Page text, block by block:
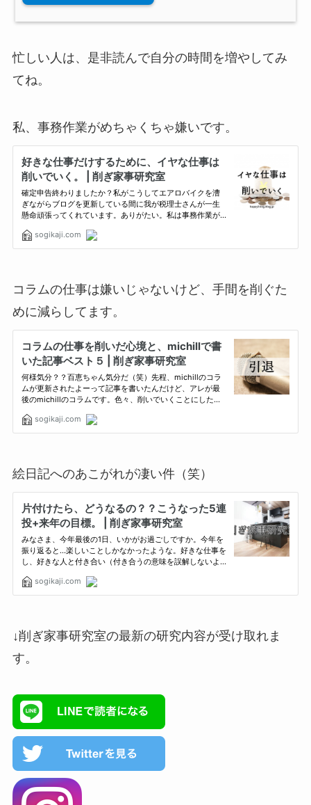
忙しい人は、是非読んで自分の時間を増やしてみ
てね。
私、事務作業がめちゃくちゃ嫌いです。
コラムの仕事は嫌いじゃないけど、手間を削ぐた
めに減らしてます。
絵日記へのあこがれが凄い件（笑）
↓削ぎ家事研究室の最新の研究内容が受け取れま
す。